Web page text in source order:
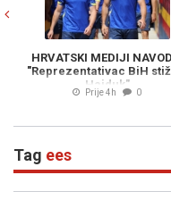
HRVATSKI MEDIJI
"Reprezentativac BiH
Hajduk"
Prije 4h 0
Tag ees